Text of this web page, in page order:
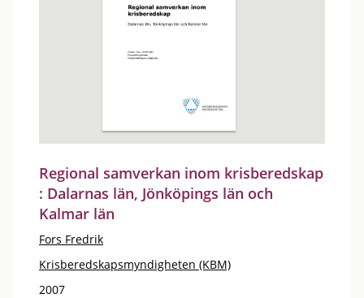
Regional samverkan inom krisberedskap
: Dalarnas län, Jönköpings län och
Kalmar län
Fors Fredrik
Krisberedskapsmyndigheten (KBM)
2007